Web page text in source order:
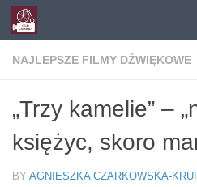
Skip to content
NAJLEPSZE FILMY DŹWIĘKOWE
„Trzy kamelie” –
księżyc, skoro
BY AGNIESZKA CZARKOWSKA-